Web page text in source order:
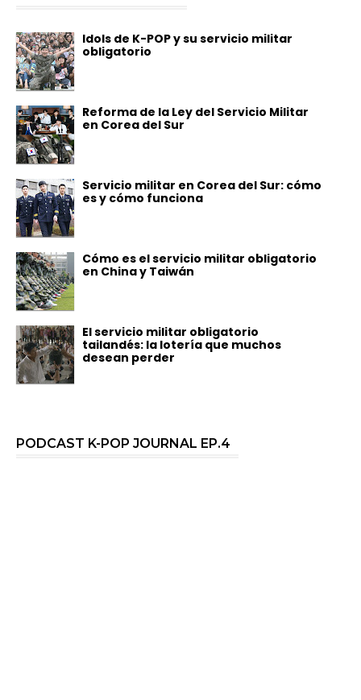
Idols de K-POP y su servicio militar
obligatorio
Reforma de la Ley del Servicio Militar
en Corea del Sur
Servicio militar en Corea del Sur: cómo
es y cómo funciona
Cómo es el servicio militar obligatorio
en China y Taiwán
El servicio militar obligatorio
tailandés: la lotería que muchos
desean perder
PODCAST K-POP JOURNAL EP.4